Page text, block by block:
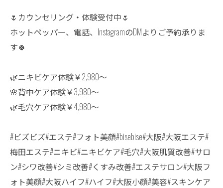
🌷カウンセリング・体験受付中🌷
ホットペッパー、電話、InstagramのDMよりご予約承りま
す🍀
🌿ニキビケア体験￥2,980〜
🌸背中ケア体験￥3,980〜
🌿毛穴ケア体験￥4,980〜
#ビズビズ#エステ#フォト美顔#bisebise#大阪#大阪エステ#
梅田エステ#ニキビ#ニキビケア#毛穴#大阪肌質改善#サロ
ン#シワ改善#シミ改善#くすみ改善#エステサロン#大阪フ
ォト美顔#大阪ハイフ#ハイフ#大阪小顔#美容#スキンケア